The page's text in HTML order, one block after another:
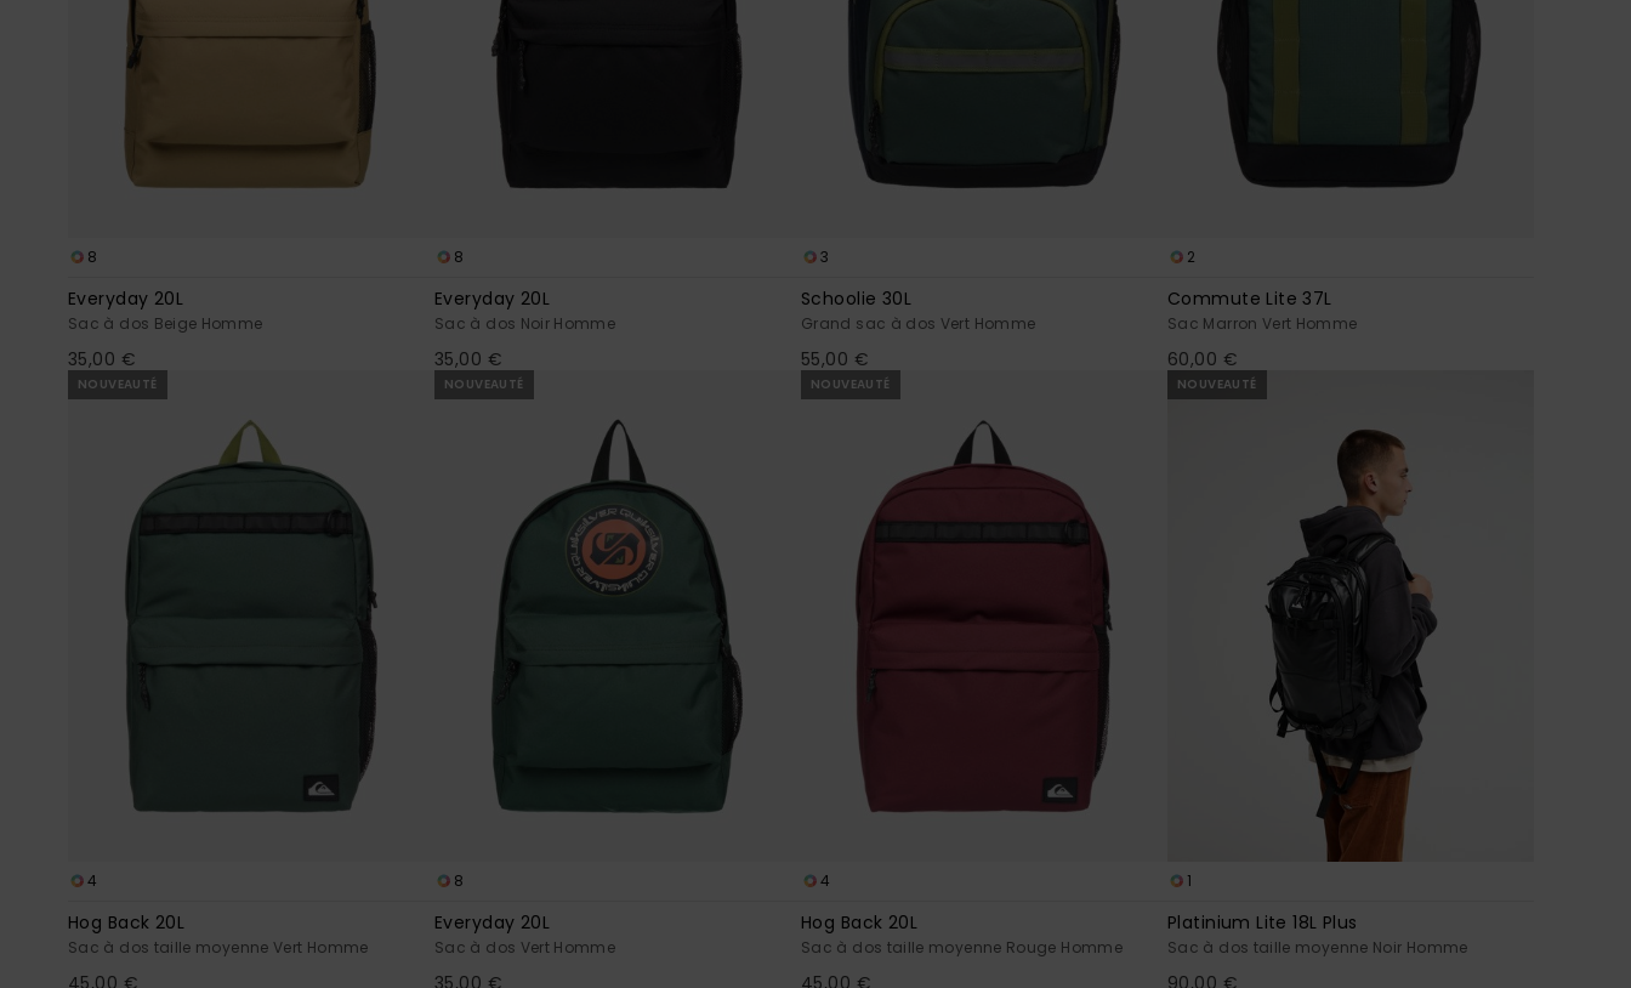
8
Everyday 20L
Sac à dos Beige Homme
35,00 €
8
Everyday 20L
Sac à dos Noir Homme
35,00 €
3
Schoolie 30L
Grand sac à dos Vert Homme
55,00 €
2
Commute Lite 37L
Sac Marron Vert Homme
60,00 €
NOUVEAUTÉ
4
Hog Back 20L
Sac à dos taille moyenne Vert Homme
NOUVEAUTÉ
8
Everyday 20L
Sac à dos Vert Homme
NOUVEAUTÉ
4
Hog Back 20L
Sac à dos taille moyenne Rouge Homme
NOUVEAUTÉ
1
Platinium Lite 18L Plus
Sac à dos taille moyenne Noir Homme